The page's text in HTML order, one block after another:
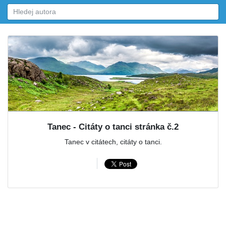
Tanec - Citáty o tanci stránka č.2
Tanec v citátech, citáty o tanci.